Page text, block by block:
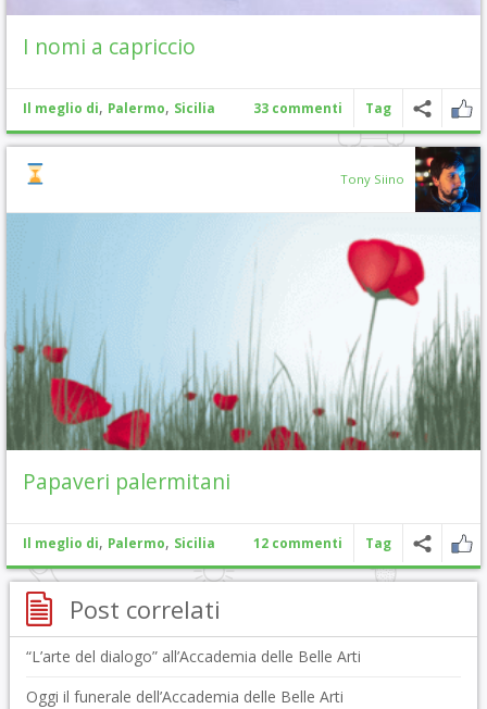
I nomi a capriccio
Il meglio di, Palermo, Sicilia 33 commenti Tag
Tony Siino
Papaveri palermitani
Il meglio di, Palermo, Sicilia 12 commenti Tag
Post correlati
“L’arte del dialogo” all’Accademia delle Belle Arti
Oggi il funerale dell’Accademia delle Belle Arti